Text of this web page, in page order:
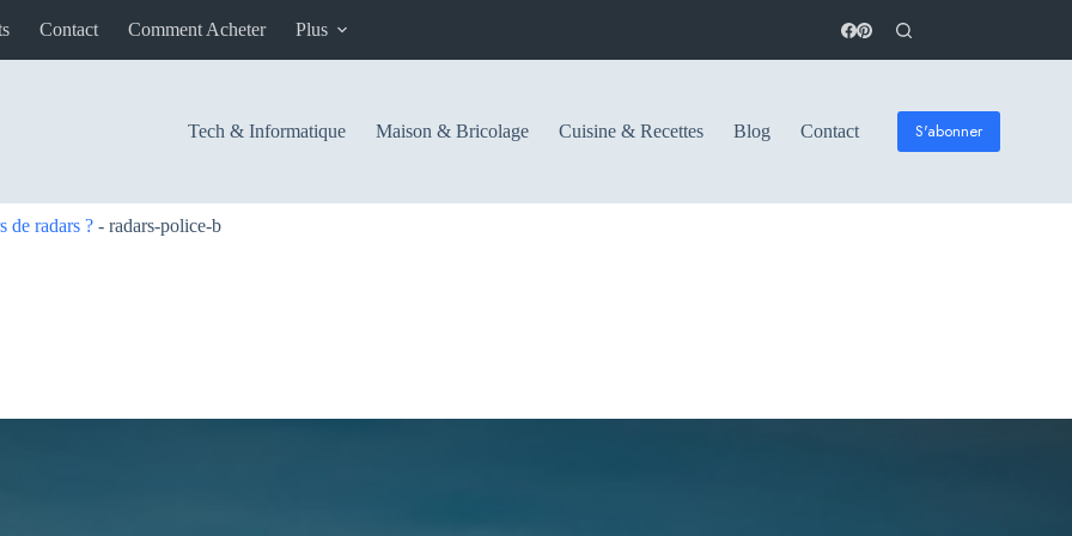
Contact Comment Acheter Plus
Tech & Informatique Maison & Bricolage Cuisine & Recettes Blog Contact S'abonner
de radars ? - radars-police-b